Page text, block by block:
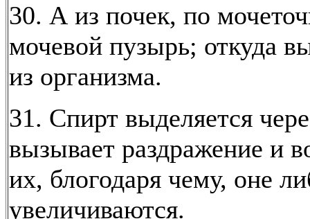
30. А из почек, по
мочевой пузырь; откуда
из организма.
31. Спирт выделяется
вызывает раздражение и
их, блогодаря чему, оне
увеличиваются.